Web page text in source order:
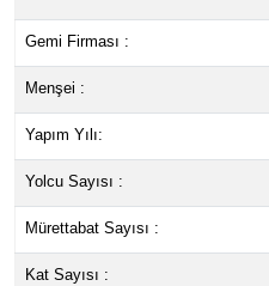
Gemi Firması :
Menşei :
Yapım Yılı:
Yolcu Sayısı :
Mürettabat Sayısı :
Kat Sayısı :